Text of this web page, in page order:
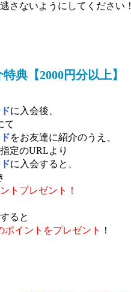
さないようにしてください！
典【2000円分以上】
に入会後、
て
をお友達に紹介のうえ、
定のURLより
に入会すると、
トプレゼント！
ると
ポイントをプレゼント ！